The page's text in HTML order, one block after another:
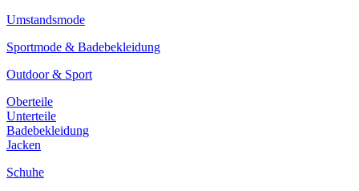
Umstandsmode
Sportmode & Badebekleidung
Outdoor & Sport
Oberteile
Unterteile
Badebekleidung
Jacken
Schuhe